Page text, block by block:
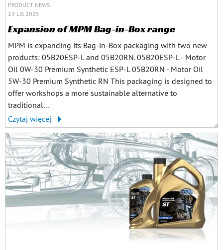
PRODUCT NEWS
19 LIS 2025
Expansion of MPM Bag-in-Box range
MPM is expanding its Bag-in-Box packaging with two new
products: 05B20ESP-L and 05B20RN. 05B20ESP-L - Motor
Oil 0W-30 Premium Synthetic ESP-L 05B20RN - Motor Oil
5W-30 Premium Synthetic RN This packaging is designed to
offer workshops a more sustainable alternative to
traditional...
Czytaj więcej